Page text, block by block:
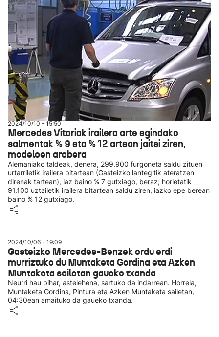
2024/10/10 - 15:50
Mercedes Vitoriak irailera arte egindako
salmentak % 9 eta % 12 artean jaitsi ziren,
modeloen arabera
Alemaniako taldeak, denera, 299.900 furgoneta saldu zituen
urtarriletik irailera bitartean (Gasteizko lantegitik ateratzen
direnak tartean), iaz baino % 7 gutxiago, beraz; horietatik
91.100 uztailetik irailera bitartean saldu ziren, iazko epe berean
baino % 12 gutxiago.
2024/10/06 - 19:09
Gasteizko Mercedes-Benzek ordu erdi
murriztuko du Muntaketa Gordina eta Azken
Muntaketa sailetan gaueko txanda
Neurri hau bihar, astelehena, sartuko da indarrean. Horrela,
Muntaketa Gordina, Pintura eta Azken Muntaketa sailetan,
04:30ean amaituko da gaueko txanda.